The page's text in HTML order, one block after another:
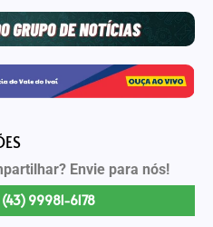
Envie para nós!
99981-6178